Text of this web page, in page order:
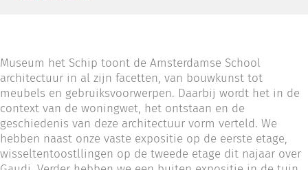
Museum het Schip toont de Amsterdamse School
architectuur in al zijn facetten, van bouwkunst tot
meubels en gebruiksvoorwerpen. Daarbij wordt het in de
context van de woningwet, het ontstaan en de
geschiedenis van deze architectuur vorm verteld. We
hebben naast onze vaste expositie op de eerste etage,
wisseltentoostllingen op de tweede etage dit najaar over